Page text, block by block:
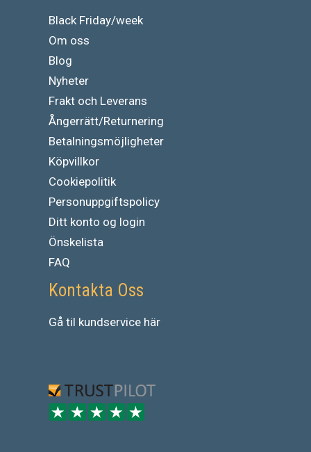
Black Friday/week
Om oss
Blog
Nyheter
Frakt och Leverans
Ångerrätt/Returnering
Betalningsmöjligheter
Köpvillkor
Cookiepolitik
Personuppgiftspolicy
Ditt konto og login
Önskelista
FAQ
Kontakta Oss
Gå til kundservice här